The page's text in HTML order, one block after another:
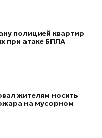
полицией квартир
при атаке БПЛА
жителям носить
на мусорном